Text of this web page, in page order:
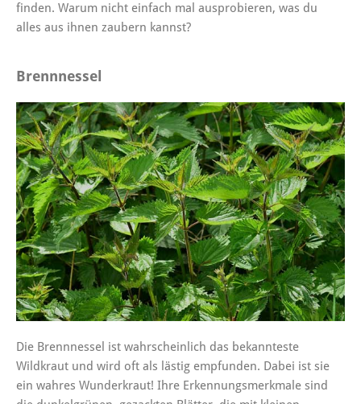
finden. Warum nicht einfach mal ausprobieren, was du
alles aus ihnen zaubern kannst?
Brennnessel
Die Brennnessel ist wahrscheinlich das bekannteste
Wildkraut und wird oft als lästig empfunden. Dabei ist sie
ein wahres Wunderkraut! Ihre Erkennungsmerkmale sind